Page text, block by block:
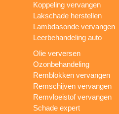
Koppeling vervangen
Lakschade herstellen
Lambdasonde vervangen
Leerbehandeling auto
Olie verversen
Ozonbehandeling
Remblokken vervangen
Remschijven vervangen
Remvloeistof vervangen
Schade expert